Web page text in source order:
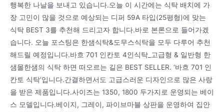
행복한 나날을 보내고 있습니다.오늘 이 시간에는 식탁 배치에 가
장 고민이 많을 것으로 예상되는 디퍼 59A 타입(25평형)에 맞는
식탁 BEST 3를 추천해 드리고자 합니다.바로 본론으로 들어가겠
습니다. 오늘 포스팅은 한샘식탁&도무스식탁을 모두 다루어 추천
해드릴 예정입니다.바흐 701 인칸토 4인식탁_고급형 & 일반형 한
샘몰한샘의 식탁 하면 떠오르는 길은 BEST SELLER. ‘바흐 701 인
칸토 식탁’입니다.간결하면서도 고급스러운 디자인으로 많은 사랑
을 받은 제품입니다.사이즈는 1350, 1800 두가지로 운영되는 베이
스 모델입니다.베이지, 그레이, 파이브마블 상판을 운영하여 집안